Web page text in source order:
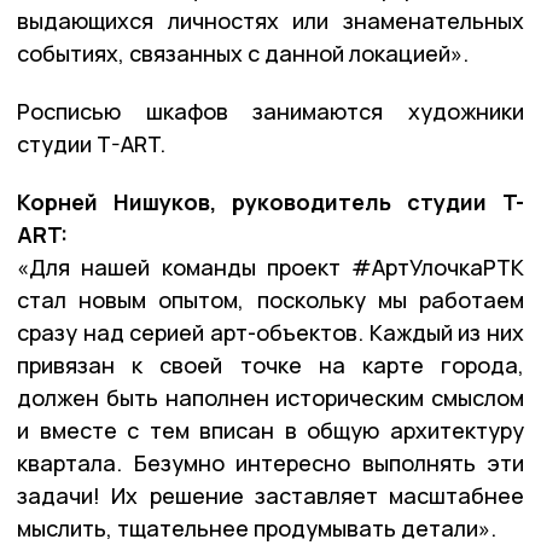
выдающихся личностях или знаменательных
событиях, связанных с данной локацией».
Росписью шкафов занимаются художники
студии T-ART.
Корней Нишуков, руководитель студии T-
ART:
«Для нашей команды проект #АртУлочкаРТК
стал новым опытом, поскольку мы работаем
сразу над серией арт-объектов. Каждый из них
привязан к своей точке на карте города,
должен быть наполнен историческим смыслом
и вместе с тем вписан в общую архитектуру
квартала. Безумно интересно выполнять эти
задачи! Их решение заставляет масштабнее
мыслить, тщательнее продумывать детали».